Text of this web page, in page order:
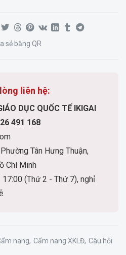
sẻ bằng QR
liên hệ:
DỤC QUỐC TẾ IKIGAI
491 168
Tân Hưng Thuận,
Chí Minh
(Thứ 2 - Thứ 7), nghỉ
nang Cẩm nang XKLĐ Câu hỏi